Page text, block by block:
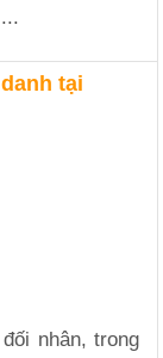
tại
nhân, trong